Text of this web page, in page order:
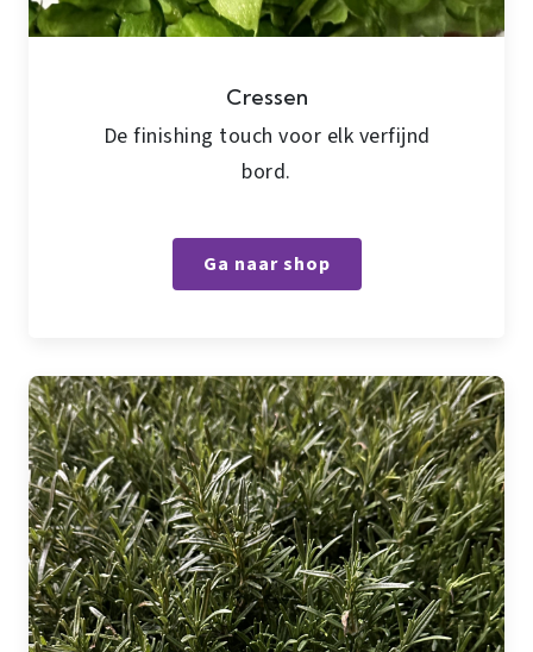
Cressen
De finishing touch voor elk verfijnd
bord.
Ga naar shop